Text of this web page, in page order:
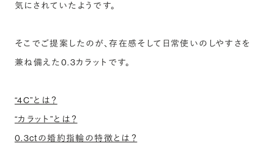
気にされていたようです。
そこでご提案したのが、存在感そして日常使いのしやすさを
兼ね備えた0.3カラットです。
“4C”とは？
“カラット”とは？
0.3ctの婚約指輪の特徴とは？